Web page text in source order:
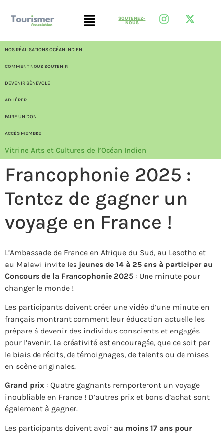
SOUTENEZ-
NOUS
NOS RÉALISATIONS OCÉAN INDIEN
COMMENT NOUS SOUTENIR
DEVENIR BÉNÉVOLE
ADHÉRER
FAIRE UN DON
ACCÈS MEMBRE
Vitrine Arts et Cultures de l’Océan Indien
Francophonie 2025 :
Tentez de gagner un
voyage en France !
L’Ambassade de France en Afrique du Sud, au Lesotho et
au Malawi invite les jeunes de 14 à 25 ans à participer au
Concours de la Francophonie 2025 : Une minute pour
changer le monde !
Les participants doivent créer une vidéo d’une minute en
français montrant comment leur éducation actuelle les
prépare à devenir des individus conscients et engagés
pour l’avenir. La créativité est encouragée, que ce soit par
le biais de récits, de témoignages, de talents ou de mises
en scène originales.
Grand prix : Quatre gagnants remporteront un voyage
inoubliable en France ! D’autres prix et bons d’achat sont
également à gagner.
Les participants doivent avoir au moins 17 ans pour